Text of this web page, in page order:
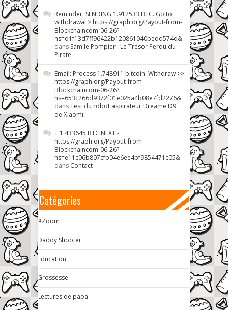
Reminder: SENDING 1.912533 BTC. Go to
withdrawal > https://graph.org/Payout-from-
Blockchaincom-06-26?
hs=d1f13d7ff96422b120861040bedd574d&
dans Sam le Pompier : Le Trésor Perdu du
Pirate
Email: Process 1.748911 bitcoin. Withdraw >>
https://graph.org/Payout-from-
Blockchaincom-06-26?
hs=653c266d9372f01e025a4b08e7fd2276&
dansTest du robot aspirateur Dreame D9
de Xiaomi
+ 1.433645 BTC.NEXT -
https://graph.org/Payout-from-
Blockchaincom-06-26?
hs=e11c06b807cfb04e6ee4bf9854471c05&
dans Contact
Catégories
#Zoom
Daddy Shooter
Education
Grossesse
Lectures de papa